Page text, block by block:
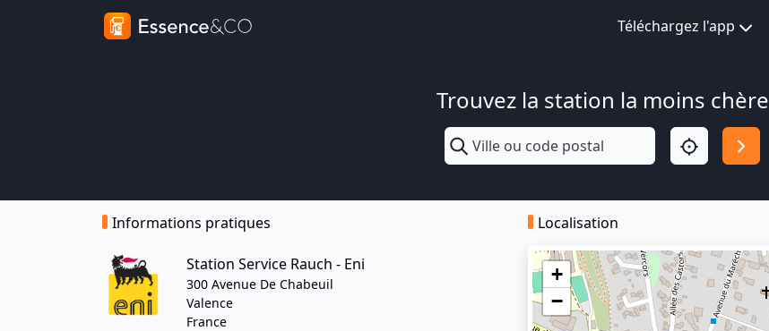
Téléchargez l'app
Trouvez la station la moins chère
Informations pratiques
Station Service Rauch - Eni
300 Avenue De Chabeuil
Valence
France
Localisation
+
−